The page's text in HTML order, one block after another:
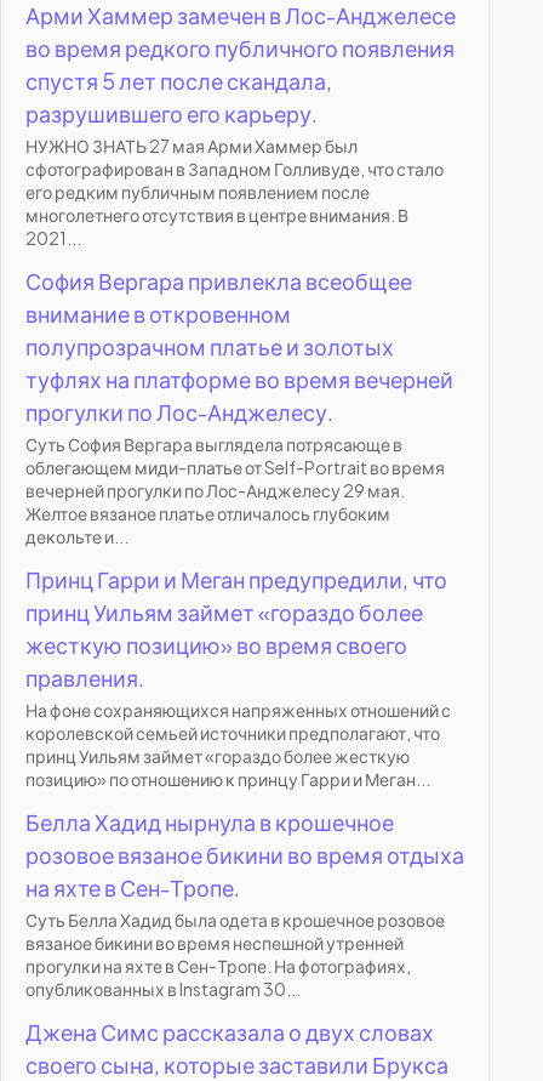
Арми Хаммер замечен в Лос-Анджелесе
во время редкого публичного появления
спустя 5 лет после скандала,
разрушившего его карьеру.
НУЖНО ЗНАТЬ 27 мая Арми Хаммер был
сфотографирован в Западном Голливуде, что стало
его редким публичным появлением после
многолетнего отсутствия в центре внимания. В
2021...
София Вергара привлекла всеобщее
внимание в откровенном
полупрозрачном платье и золотых
туфлях на платформе во время вечерней
прогулки по Лос-Анджелесу.
Суть София Вергара выглядела потрясающе в
облегающем миди-платье от Self-Portrait во время
вечерней прогулки по Лос-Анджелесу 29 мая.
Желтое вязаное платье отличалось глубоким
декольте и...
Принц Гарри и Меган предупредили, что
принц Уильям займет «гораздо более
жесткую позицию» во время своего
правления.
На фоне сохраняющихся напряженных отношений с
королевской семьей источники предполагают, что
принц Уильям займет «гораздо более жесткую
позицию» по отношению к принцу Гарри и Меган...
Белла Хадид нырнула в крошечное
розовое вязаное бикини во время отдыха
на яхте в Сен-Тропе.
Суть Белла Хадид была одета в крошечное розовое
вязаное бикини во время неспешной утренней
прогулки на яхте в Сен-Тропе. На фотографиях,
опубликованных в Instagram 30...
Джена Симс рассказала о двух словах
своего сына, которые заставили Брукса